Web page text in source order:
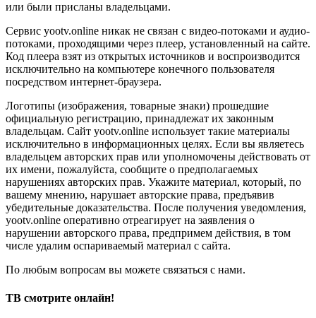
или были присланы владельцами.
Сервис yootv.online никак не связан с видео-потоками и аудио-
потоками, проходящими через плеер, установленный на сайте.
Код плеера взят из открытых источников и воспроизводится
исключительно на компьютере конечного пользователя
посредством интернет-браузера.
Логотипы (изображения, товарные знаки) прошедшие
официальную регистрацию, принадлежат их законным
владельцам. Сайт yootv.online использует такие материалы
исключительно в информационных целях. Если вы являетесь
владельцем авторских прав или уполномочены действовать от
их имени, пожалуйста, сообщите о предполагаемых
нарушениях авторских прав. Укажите материал, который, по
вашему мнению, нарушает авторские права, предъявив
убедительные доказательства. После получения уведомления,
yootv.online оперативно отреагирует на заявления о
нарушении авторского права, предпримем действия, в том
числе удалим оспариваемый материал с сайта.
По любым вопросам вы можете связаться с нами.
ТВ смотрите онлайн!